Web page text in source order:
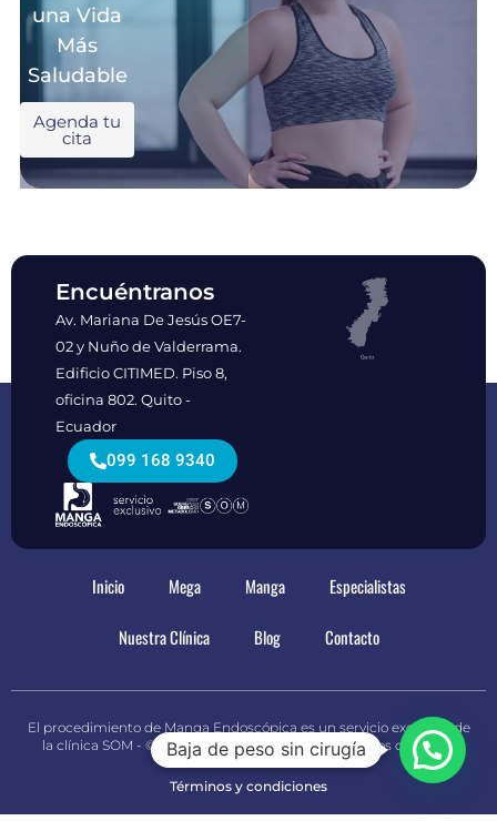
una Vida
Más
Saludable
Agenda tu
cita
Encuéntranos
Av. Mariana De Jesús OE7-
02 y Nuño de Valderrama.
Edificio CITIMED. Piso 8,
oficina 802. Quito -
Ecuador
099 168 9340
Inicio Mega Manga Especialistas
Nuestra Clínica Blog Contacto
El procedimiento de Manga Endoscópica es un servicio exclusivo de
la clínica SOM - © 2020 Manga Endoscópica Todos los derechos
reservados
Términos y condiciones
Baja de peso sin cirugía